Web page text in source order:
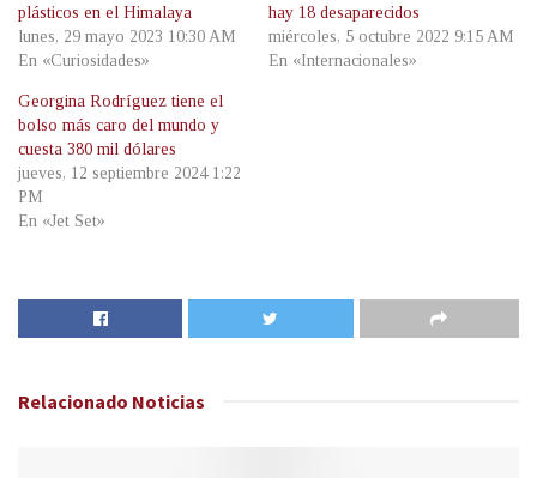
plásticos en el Himalaya
lunes, 29 mayo 2023 10:30 AM
En «Curiosidades»
hay 18 desaparecidos
miércoles, 5 octubre 2022 9:15 AM
En «Internacionales»
Georgina Rodríguez tiene el
bolso más caro del mundo y
cuesta 380 mil dólares
jueves, 12 septiembre 2024 1:22
PM
En «Jet Set»
Relacionado Noticias